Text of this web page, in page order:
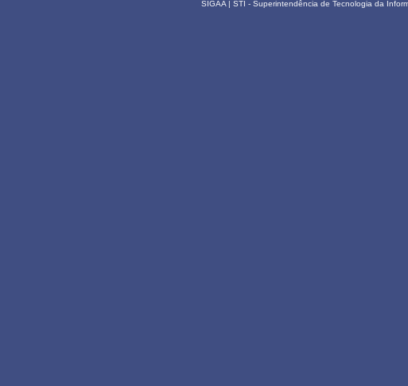
SIGAA | STI - Superintendência de Tecnologia da